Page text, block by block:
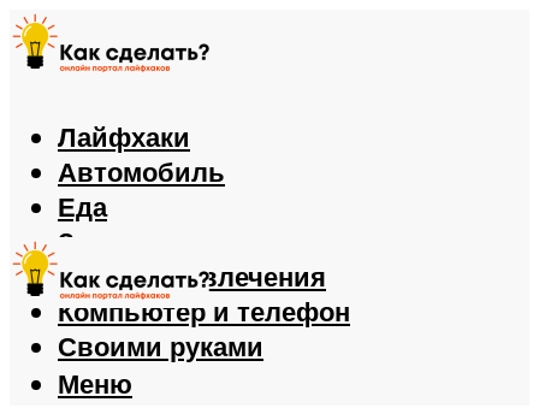
Лайфхаки
Автомобиль
Еда
Здоровье
Игры и развлечения
Компьютер и телефон
Своими руками
Меню